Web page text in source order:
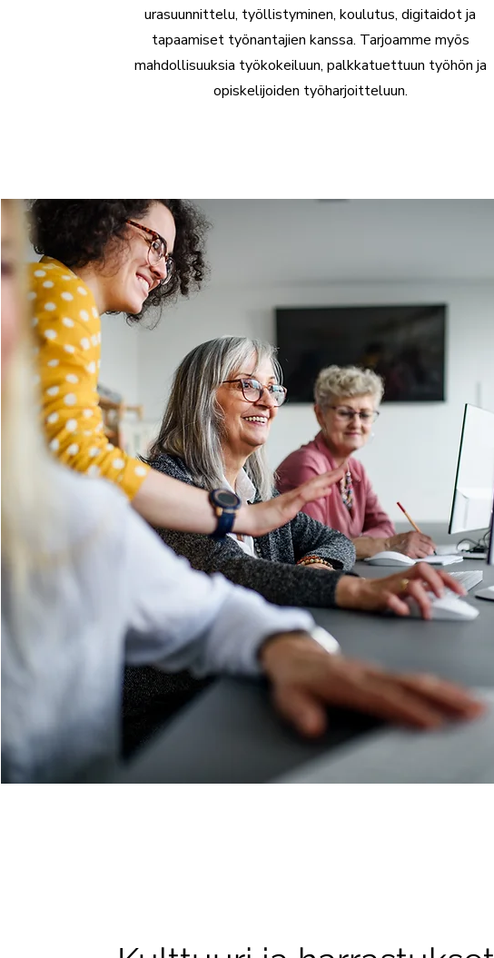
urasuunnittelu, työllistyminen, koulutus, digitaidot ja
tapaamiset työnantajien kanssa. Tarjoamme myös
mahdollisuuksia työkokeiluun, palkkatuettuun työhön ja
opiskelijoiden työharjoitteluun.